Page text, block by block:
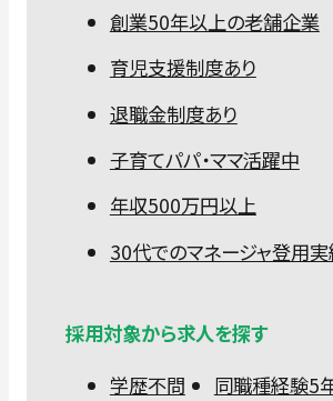
創業50年以上の老舗企業
育児支援制度あり
退職金制度あり
子育てパパ・ママ活躍中
年収500万円以上
30代でのマネージャ登用実
採用対象から求人を探す
学歴不問
同職種経験5